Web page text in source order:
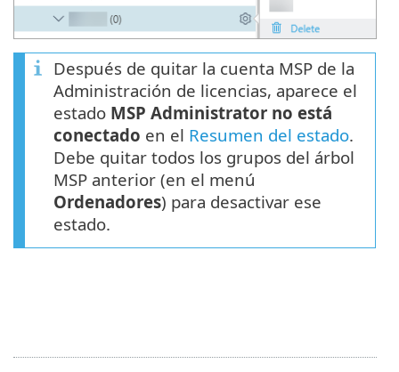
Después de quitar la cuenta MSP de la
Administración de licencias, aparece el
estado MSP Administrator no está
conectado en el Resumen del estado.
Debe quitar todos los grupos del árbol
MSP anterior (en el menú
Ordenadores) para desactivar ese
estado.